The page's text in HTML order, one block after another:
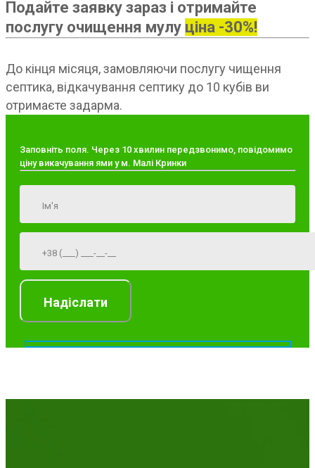
Подайте заявку зараз і отримайте
послугу очищення мулу ціна -30%!
До кінця місяця, замовляючи послугу чищення
септика, відкачування септику до 10 кубів ви
отримаєте задарма.
Заповніть поля. Через 10 хвилин передзвонимо, повідомимо
ціну викачування ями у м. Малі Кринки